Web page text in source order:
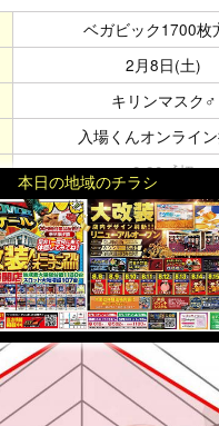
本日の地域のチラシ
ベガビック1700枚
2月8日(土)
キリンマスク♂
入場くんオンライ
9:30〆切
9:45発表